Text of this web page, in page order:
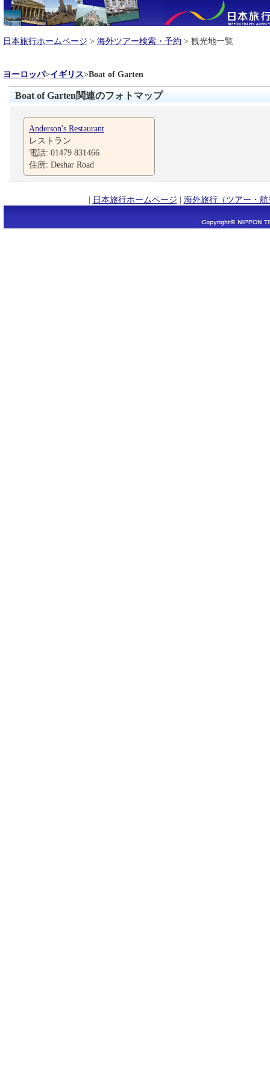
日本旅行ホームページ > 海外ツアー検索・予約 > 観光地一覧
ヨーロッパ>イギリス>Boat of Garten
Boat of Garten関連のフォトマップ
Anderson's Restaurant
レストラン
電話: 01479 831466
住所: Deshar Road
| 日本旅行ホームページ | 海外旅行（ツアー・航